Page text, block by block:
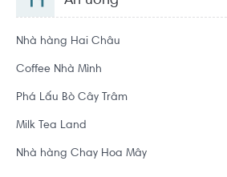
Nhà hàng Hai Châu
Coffee Nhà Mình
Phá Lấu Bò Cây Trâm
Milk Tea Land
Nhà hàng Chay Hoa Mây